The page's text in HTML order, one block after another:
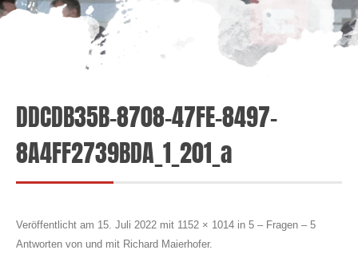
DDCDB35B-8708-47FE-8497-
8A4FF2739BDA_1_201_a
Veröffentlicht am 15. Juli 2022 mit 1152 × 1014 in 5 – Fragen – 5
Antworten von und mit Richard Maierhofer.